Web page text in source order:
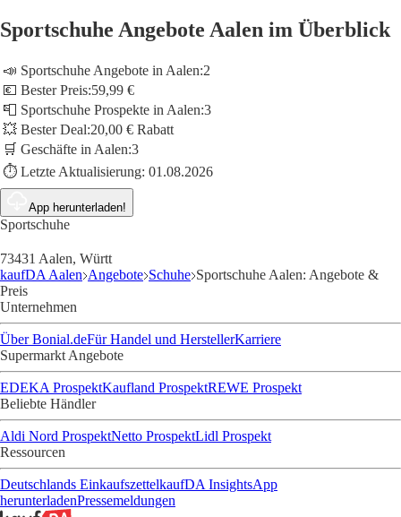
Sportschuhe Angebote Aalen im Überblick
📣 Sportschuhe Angebote in Aalen:2
💶 Bester Preis:59,99 €
📮 Sportschuhe Prospekte in Aalen:3
💥 Bester Deal:20,00 € Rabatt
🛒 Geschäfte in Aalen:3
⏱️ Letzte Aktualisierung: 01.08.2026
App herunterladen!
Sportschuhe
73431 Aalen, Württ
kaufDA Aalen Angebote Schuhe Sportschuhe Aalen: Angebote &
Preis
Unternehmen
Über Bonial.deFür Handel und HerstellerKarriere
Supermarkt Angebote
EDEKA ProspektKaufland ProspektREWE Prospekt
Beliebte Händler
Aldi Nord ProspektNetto ProspektLidl Prospekt
Ressourcen
Deutschlands EinkaufszettelkaufDA InsightsApp
herunterladenPressemeldungen